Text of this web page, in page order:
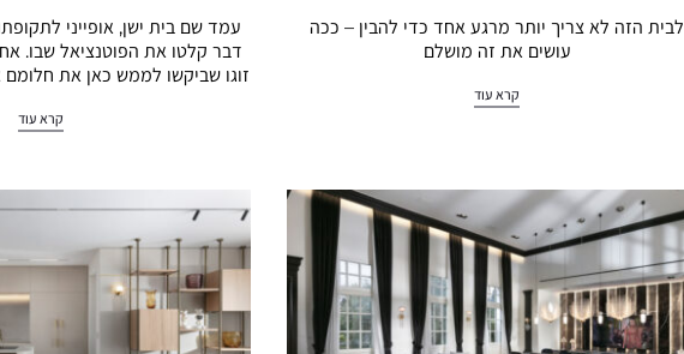
לבית הזה לא צריך יותר מרגע אחד כדי להבין – ככה
עושים את זה מושלם
קרא עוד
עמד שם בית ישן, אופייני
דבר קלטו את הפוטנציאל שבו.
זוגו שביקשו לממש כאן את חלומם
קרא עוד